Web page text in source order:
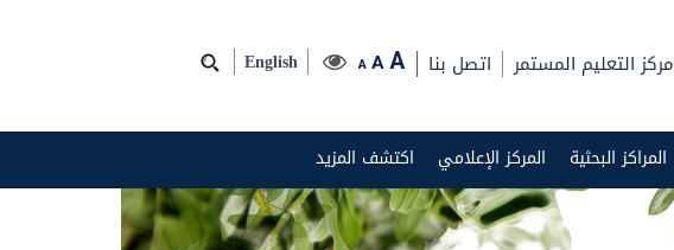
English A A A مركز التعليم المستمر اتصل بنا
المراكز البحثية المركز الإعلامي اكتشف المزيد